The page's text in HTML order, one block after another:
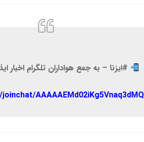
#ایزنا – به جمع هواداران تلگرام اخبار
AAAAAEMd02iKg5Vnaq3dMQ